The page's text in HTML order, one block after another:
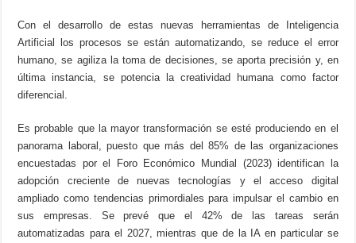
Con el desarrollo de estas nuevas herramientas de Inteligencia
Artificial los procesos se están automatizando, se reduce el error
humano, se agiliza la toma de decisiones, se aporta precisión y, en
última instancia, se potencia la creatividad humana como factor
diferencial.
Es probable que la mayor transformación se esté produciendo en el
panorama laboral, puesto que más del 85% de las organizaciones
encuestadas por el Foro Económico Mundial (2023) identifican la
adopción creciente de nuevas tecnologías y el acceso digital
ampliado como tendencias primordiales para impulsar el cambio en
sus empresas. Se prevé que el 42% de las tareas serán
automatizadas para el 2027, mientras que de la IA en particular se